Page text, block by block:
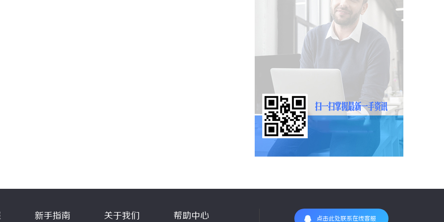
新手指南 关于我们 帮助中心 点击此处联系在线客服